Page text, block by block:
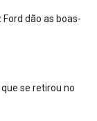
Ford dão as boas-
se retirou no